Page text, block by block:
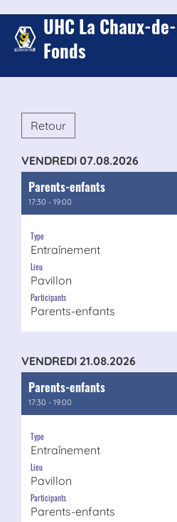
UHC La Chaux-de-
Fonds
Retour
VENDREDI 07.08.2026
Parents-enfants
17:30 - 19:00
Type
Entraînement
Lieu
Pavillon
Participants
Parents-enfants
VENDREDI 21.08.2026
Parents-enfants
17:30 - 19:00
Type
Entraînement
Lieu
Pavillon
Participants
Parents-enfants